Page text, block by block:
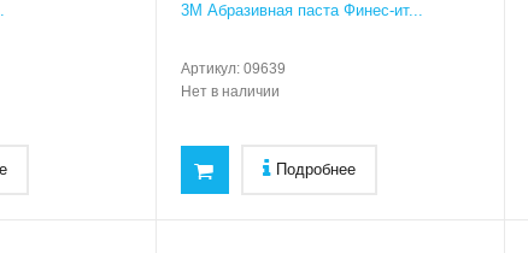
3M Абразивная паста Финес-ит...
Артикул: 09639
Нет в наличии
Подробнее